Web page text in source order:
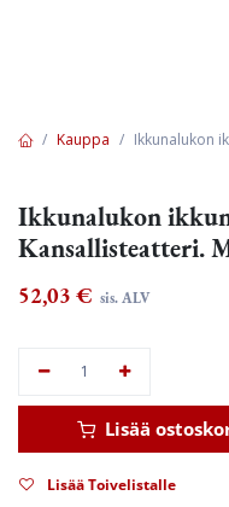
Kauppa Ikkunalukon
Ikkunalukon
Kansallisteatteri.
52,03 € sis. ALV
Lisää
Lisää Toivelistalle